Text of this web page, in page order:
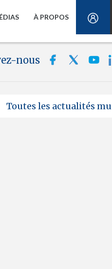
À PROPOS
nous
Toutes les actualités